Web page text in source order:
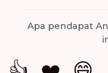
Apa pendapat